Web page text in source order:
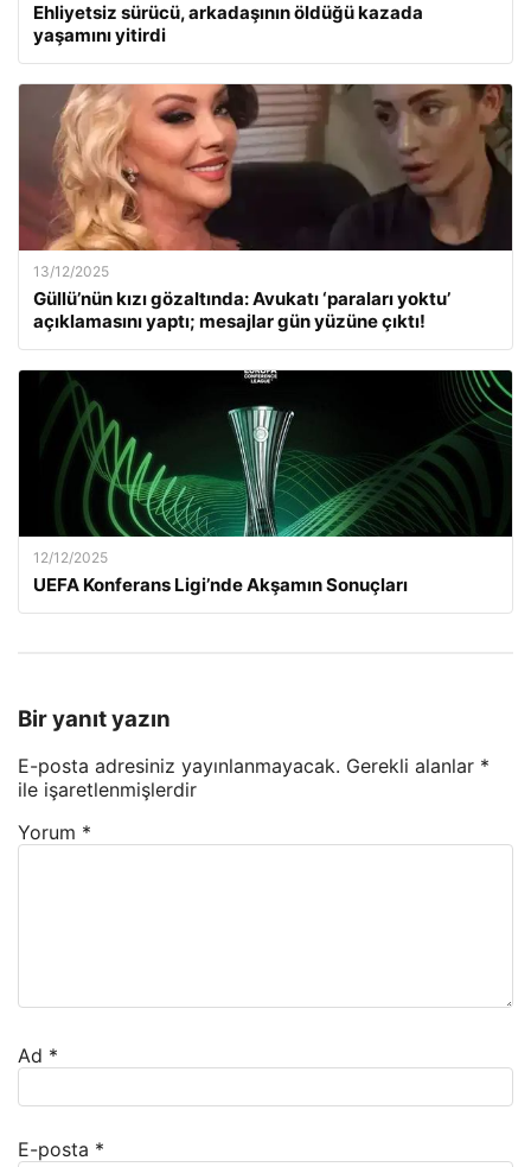
Ehliyetsiz sürücü, arkadaşının öldüğü kazada
yaşamını yitirdi
13/12/2025
Güllü’nün kızı gözaltında: Avukatı ‘paraları yoktu’
açıklamasını yaptı; mesajlar gün yüzüne çıktı!
12/12/2025
UEFA Konferans Ligi’nde Akşamın Sonuçları
Bir yanıt yazın
E-posta adresiniz yayınlanmayacak. Gerekli alanlar *
ile işaretlenmişlerdir
Yorum *
Ad *
E-posta *